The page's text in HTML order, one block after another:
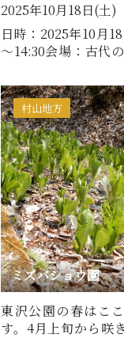
2025年10月18日(土)
日時：2025年10月
～14:30会場：古代
ミズバショウ園
村山地方
東沢公園の春はこ
す。4月上旬から咲